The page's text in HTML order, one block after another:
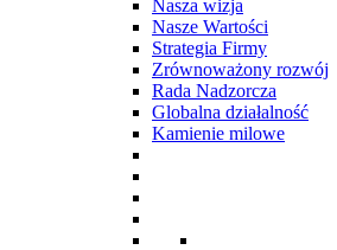
Nasza wizja
Nasze Wartości
Strategia Firmy
Zrównoważony rozwój
Rada Nadzorcza
Globalna działalność
Kamienie milowe